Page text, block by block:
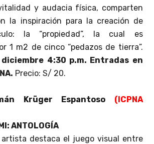
y audacia física, comparten
la inspiración para la creación de
la “propiedad”, la cual es
1 m2 de cinco “pedazos de tierra”.
diciembre 4:30 p.m. Entradas en
Precio: S/ 20.
Krüger Espantoso (ICPNA
ANTOLOGÍA
destaca el juego visual entre